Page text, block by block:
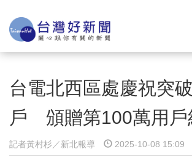
台電北西區處慶祝突
戶 頒贈第100萬用戶
記者黃村杉／新北報導 2025-10-08 15:09